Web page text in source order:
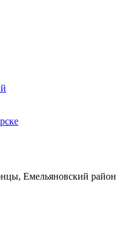
Емельяновский район